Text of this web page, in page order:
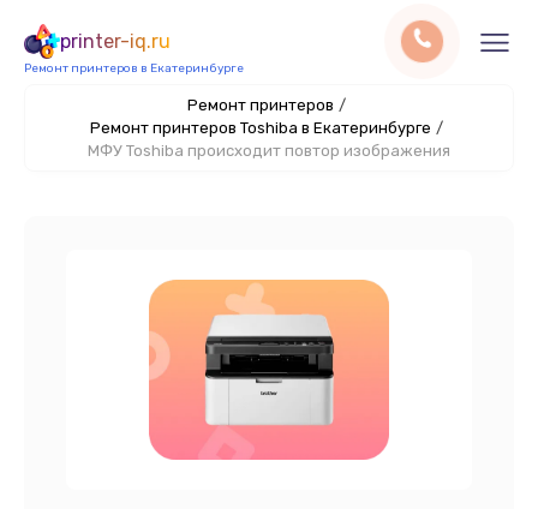
printer-iq.ru
Ремонт принтеров в Екатеринбурге
Ремонт принтеров /
Ремонт принтеров Toshiba в Екатеринбурге /
МФУ Toshiba происходит повтор изображения